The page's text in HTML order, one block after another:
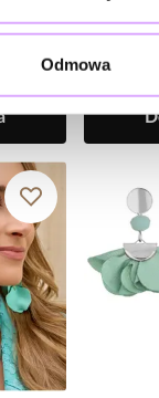
Odmowa
49,00 zł